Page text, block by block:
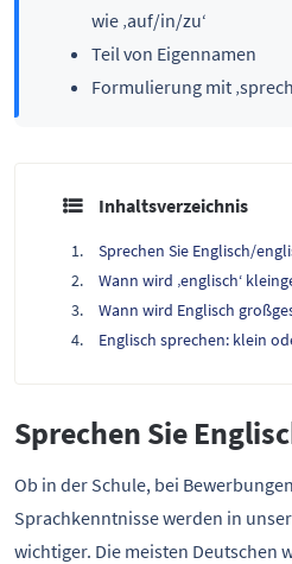
wie ‚auf/in/zu‘
Teil von Eigennamen
Formulierung mit
Inhaltsverzeichnis
Sprechen Sie Englisch/
Wann wird ‚englisch‘
Wann wird Englisch
Englisch sprechen: klein
Sprechen Sie
Ob in der Schule, bei
Sprachkenntnisse werden in
wichtiger. Die meisten Deutschen